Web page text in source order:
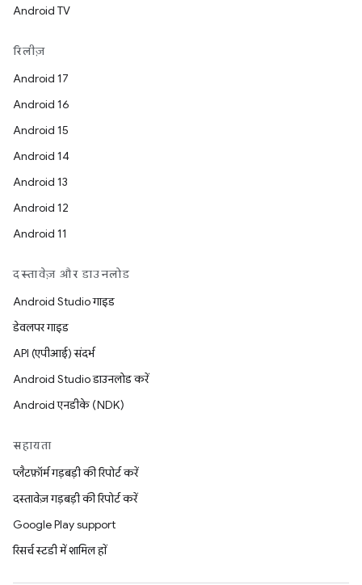
Android TV
रिलीज़
Android 17
Android 16
Android 15
Android 14
Android 13
Android 12
Android 11
दस्तावेज़ और डाउनलोड
Android Studio गाइड
डेवलपर गाइड
API (एपीआई) संदर्भ
Android Studio डाउनलोड करें
Android एनडीके (NDK)
सहायता
प्लैटफ़ॉर्म गड़बड़ी की रिपोर्ट करें
दस्तावेज़ गड़बड़ी की रिपोर्ट करें
Google Play support
रिसर्च स्टडी में शामिल हों